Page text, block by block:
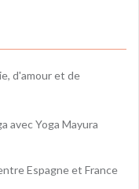
d'amour et de
avec Yoga Mayura
Espagne et France